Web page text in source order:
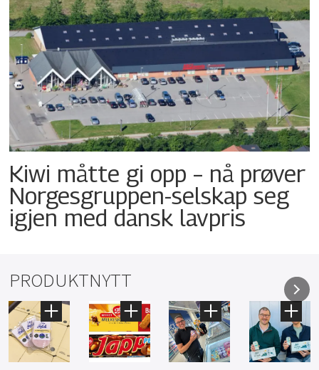
Kiwi måtte gi opp – nå prøver
Norgesgruppen-selskap seg
igjen med dansk lavpris
PRODUKTNYTT